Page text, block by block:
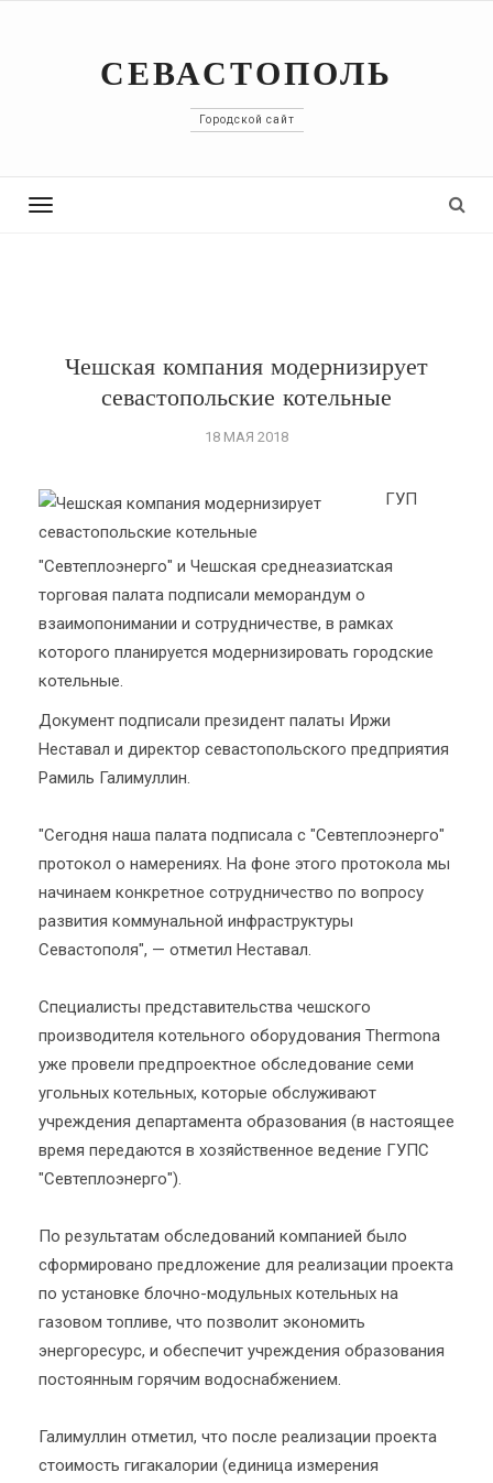
СЕВАСТОПОЛЬ
Городской сайт
Toggle
Чешская компания модернизирует
севастопольские котельные
18 МАЯ 2018
ГУП
"Севтеплоэнерго" и Чешская среднеазиатская
торговая палата подписали меморандум о
взаимопонимании и сотрудничестве, в рамках
которого планируется модернизировать городские
котельные.
Документ подписали президент палаты Иржи
Неставал и директор севастопольского предприятия
Рамиль Галимуллин.
"Сегодня наша палата подписала с "Севтеплоэнерго"
протокол о намерениях. На фоне этого протокола мы
начинаем конкретное сотрудничество по вопросу
развития коммунальной инфраструктуры
Севастополя", — отметил Неставал.
Специалисты представительства чешского
производителя котельного оборудования Thermona
уже провели предпроектное обследование семи
угольных котельных, которые обслуживают
учреждения департамента образования (в настоящее
время передаются в хозяйственное ведение ГУПС
"Севтеплоэнерго").
По результатам обследований компанией было
сформировано предложение для реализации проекта
по установке блочно-модульных котельных на
газовом топливе, что позволит экономить
энергоресурс, и обеспечит учреждения образования
постоянным горячим водоснабжением.
Галимуллин отметил, что после реализации проекта
стоимость гигакалории (единица измерения